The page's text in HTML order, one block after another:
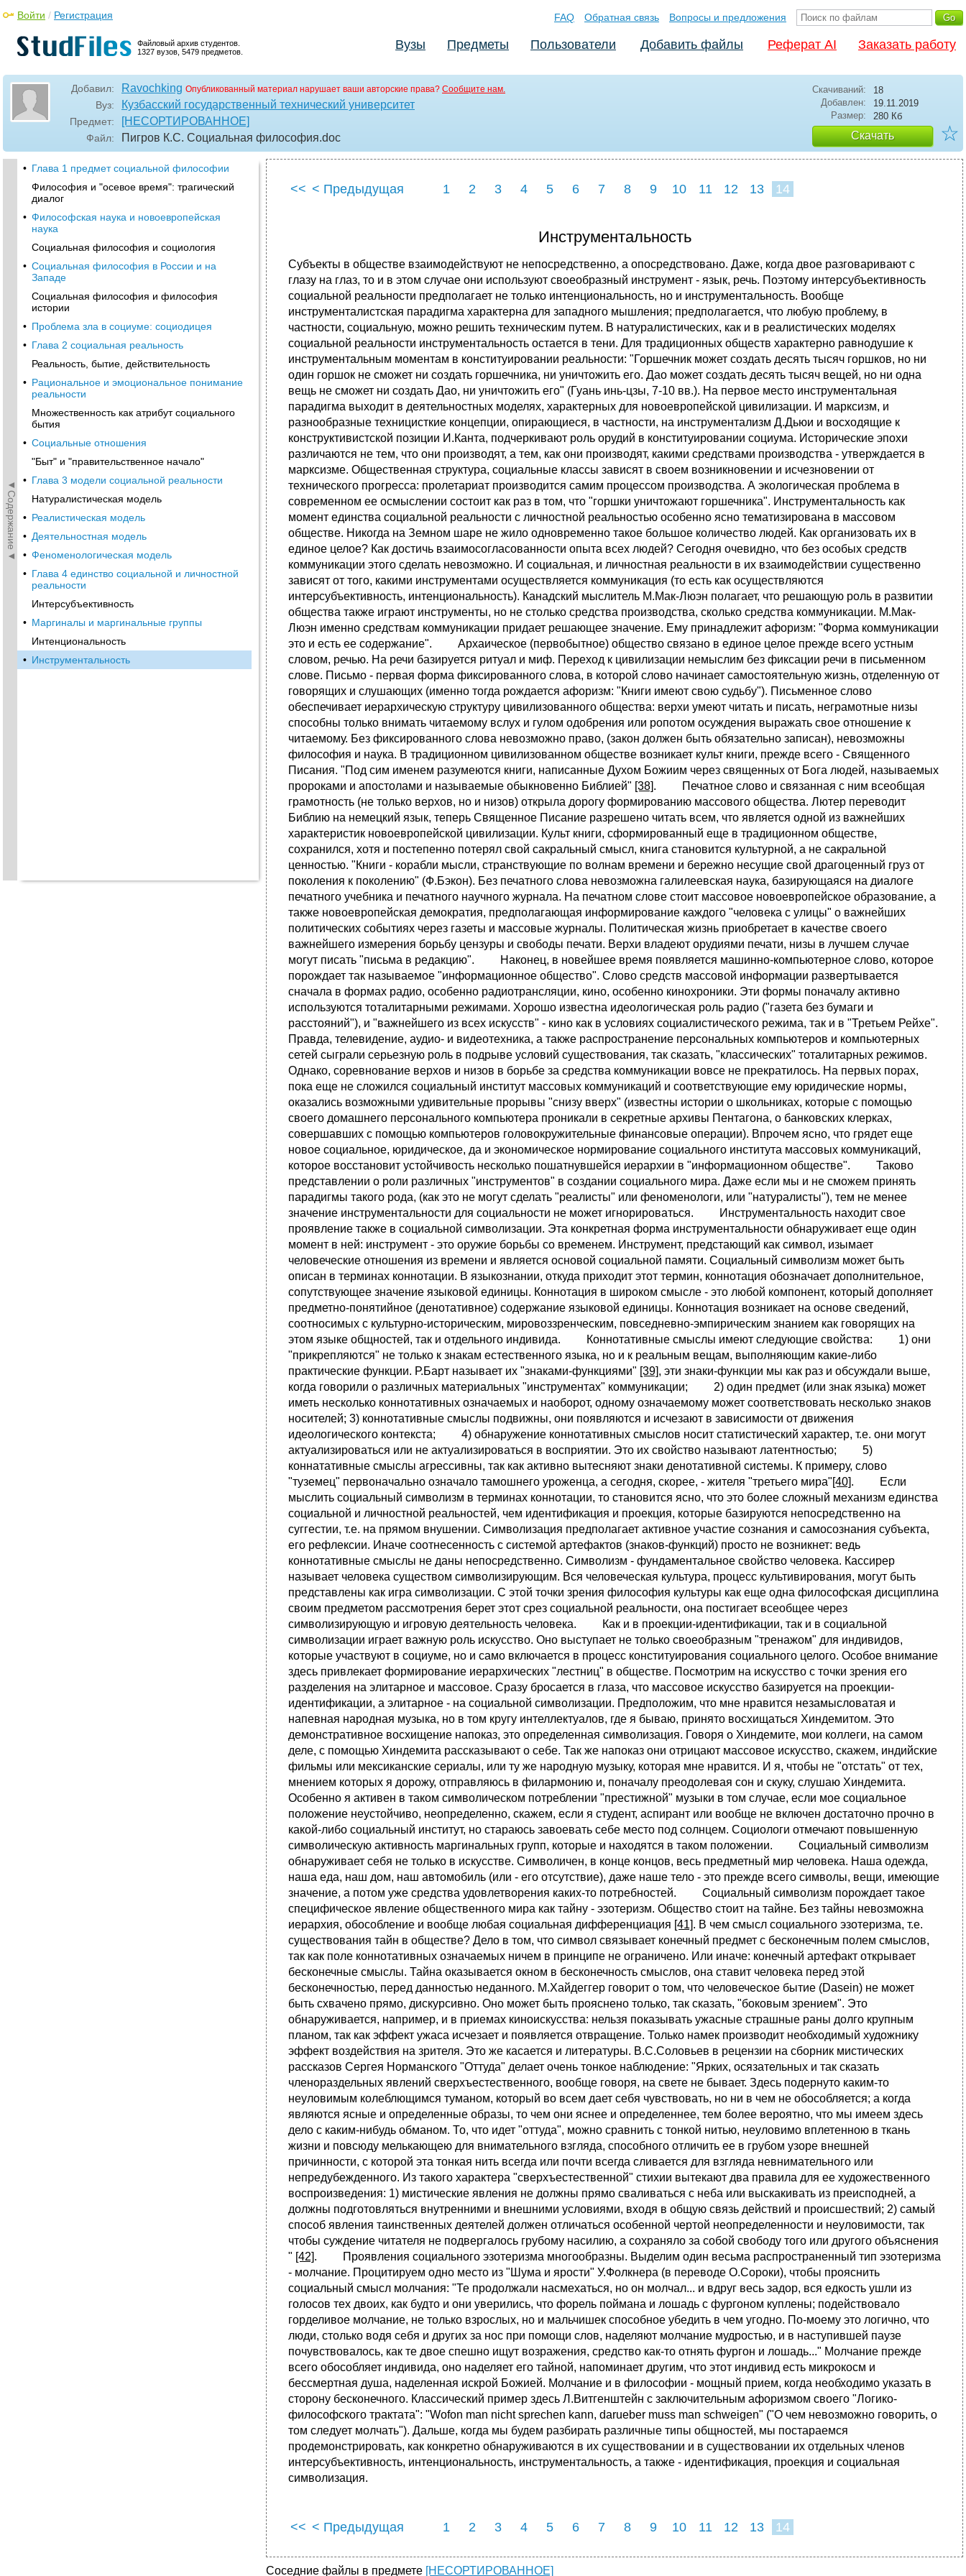
Файловый архив студентов.
1327 вузов, 5479 предметов.
Войти / Регистрация FAQ Обратная связь Вопросы и предложения
Вузы Предметы Пользователи Добавить файлы Реферат AI Заказать работу
Добавил: Ravochking Опубликованный материал нарушает ваши авторские права? Сообщите нам.
Вуз: Кузбасский государственный технический университет
Предмет: [НЕСОРТИРОВАННОЕ]
Файл: Пигров К.С. Социальная философия.doc
Скачиваний:
18
Добавлен:
19.11.2019
Размер:
280 Кб
Скачать ☆
◄Содержание◄
• Глава 1 предмет социальной философии
Философия и "осевое время": трагический
диалог
• Философская наука и новоевропейская
наука
Социальная философия и социология
• Социальная философия в России и на
Западе
Социальная философия и философия
истории
• Проблема зла в социуме: социодицея
• Глава 2 социальная реальность
Реальность, бытие, действительность
• Рациональное и эмоциональное понимание
реальности
Множественность как атрибут социального
бытия
• Социальные отношения
"Быт" и "правительственное начало"
• Глава 3 модели социальной реальности
Натуралистическая модель
• Реалистическая модель
• Деятельностная модель
• Феноменологическая модель
• Глава 4 единство социальной и личностной
реальности
Интерсубъективность
• Маргиналы и маргинальные группы
Интенциональность
• Инструментальность
<< < Предыдущая 1 2 3 4 5 6 7 8 9 10 11 12 13 14
Инструментальность
Субъекты в обществе взаимодействуют не непосредственно, а опосредствовано. Даже, когда двое разговаривают с
глазу на глаз, то и в этом случае они используют своеобразный инструмент - язык, речь. Поэтому интерсубъективность
социальной реальности предполагает не только интенциональность, но и инструментальность. Вообще
инструменталистская парадигма характерна для западного мышления; предполагается, что любую проблему, в
частности, социальную, можно решить техническим путем. В натуралистических, как и в реалистических моделях
социальной реальности инструментальность остается в тени. Для традиционных обществ характерно равнодушие к
инструментальным моментам в конституировании реальности: "Горшечник может создать десять тысяч горшков, но ни
один горшок не сможет ни создать горшечника, ни уничтожить его. Дао может создать десять тысяч вещей, но ни одна
вещь не сможет ни создать Дао, ни уничтожить его" (Гуань инь-цзы, 7-10 вв.). На первое место инструментальная
парадигма выходит в деятельностных моделях, характерных для новоевропейской цивилизации. И марксизм, и
разнообразные техницисткие концепции, опирающиеся, в частности, на инструментализм Д.Дьюи и восходящие к
конструктивистской позиции И.Канта, подчеркивают роль орудий в конституировании социума. Исторические эпохи
различаются не тем, что они производят, а тем, как они производят, какими средствами производства - утверждается в
марксизме. Общественная структура, социальные классы зависят в своем возникновении и исчезновении от
технического прогресса: пролетариат производится самим процессом производства. А экологическая проблема в
современном ее осмыслении состоит как раз в том, что "горшки уничтожают горшечника". Инструментальность как
момент единства социальной реальности с личностной реальностью особенно ясно тематизирована в массовом
обществе. Никогда на Земном шаре не жило одновременно такое большое количество людей. Как организовать их в
единое целое? Как достичь взаимосогласованности опыта всех людей? Сегодня очевидно, что без особых средств
коммуникации этого сделать невозможно. И социальная, и личностная реальности в их взаимодействии существенно
зависят от того, какими инструментами осуществляется коммуникация (то есть как осуществляются
интерсубъективность, интенциональность). Канадский мыслитель М.Мак-Люэн полагает, что решающую роль в развитии
общества также играют инструменты, но не столько средства производства, сколько средства коммуникации. М.Мак-
Люэн именно средствам коммуникации придает решающее значение. Ему принадлежит афоризм: "Форма коммуникации
это и есть ее содержание". Архаическое (первобытное) общество связано в единое целое прежде всего устным
словом, речью. На речи базируется ритуал и миф. Переход к цивилизации немыслим без фиксации речи в письменном
слове. Письмо - первая форма фиксированного слова, в которой слово начинает самостоятельную жизнь, отделенную от
говорящих и слушающих (именно тогда рождается афоризм: "Книги имеют свою судьбу"). Письменное слово
обеспечивает иерархическую структуру цивилизованного общества: верхи умеют читать и писать, неграмотные низы
способны только внимать читаемому вслух и гулом одобрения или ропотом осуждения выражать свое отношение к
читаемому. Без фиксированного слова невозможно право, (закон должен быть обязательно записан), невозможны
философия и наука. В традиционном цивилизованном обществе возникает культ книги, прежде всего - Священного
Писания. "Под сим именем разумеются книги, написанные Духом Божиим через священных от Бога людей, называемых
пророками и апостолами и называемые обыкновенно Библией" [38]. Печатное слово и связанная с ним всеобщая
грамотность (не только верхов, но и низов) открыла дорогу формированию массового общества. Лютер переводит
Библию на немецкий язык, теперь Священное Писание разрешено читать всем, что является одной из важнейших
характеристик новоевропейской цивилизации. Культ книги, сформированный еще в традиционном обществе,
сохранился, хотя и постепенно потерял свой сакральный смысл, книга становится культурной, а не сакральной
ценностью. "Книги - корабли мысли, странствующие по волнам времени и бережно несущие свой драгоценный груз от
поколения к поколению" (Ф.Бэкон). Без печатного слова невозможна галилеевская наука, базирующаяся на диалоге
печатного учебника и печатного научного журнала. На печатном слове стоит массовое новоевропейское образование, а
также новоевропейская демократия, предполагающая информирование каждого "человека с улицы" о важнейших
политических событиях через газеты и массовые журналы. Политическая жизнь приобретает в качестве своего
важнейшего измерения борьбу цензуры и свободы печати. Верхи владеют орудиями печати, низы в лучшем случае
могут писать "письма в редакцию". Наконец, в новейшее время появляется машинно-компьютерное слово, которое
порождает так называемое "информационное общество". Слово средств массовой информации развертывается
сначала в формах радио, особенно радиотрансляции, кино, особенно кинохроники. Эти формы поначалу активно
используются тоталитарными режимами. Хорошо известна идеологическая роль радио ("газета без бумаги и
расстояний"), и "важнейшего из всех искусств" - кино как в условиях социалистического режима, так и в "Третьем Рейхе".
Правда, телевидение, аудио- и видеотехника, а также распространение персональных компьютеров и компьютерных
сетей сыграли серьезную роль в подрыве условий существования, так сказать, "классических" тоталитарных режимов.
Однако, соревнование верхов и низов в борьбе за средства коммуникации вовсе не прекратилось. На первых порах,
пока еще не сложился социальный институт массовых коммуникаций и соответствующие ему юридические нормы,
оказались возможными удивительные прорывы "снизу вверх" (известны истории о школьниках, которые с помощью
своего домашнего персонального компьютера проникали в секретные архивы Пентагона, о банковских клерках,
совершавших с помощью компьютеров головокружительные финансовые операции). Впрочем ясно, что грядет еще
новое социальное, юридическое, да и экономическое нормирование социального института массовых коммуникаций,
которое восстановит устойчивость несколько пошатнувшейся иерархии в "информационном обществе". Таково
представлении о роли различных "инструментов" в создании социального мира. Даже если мы и не сможем принять
парадигмы такого рода, (как это не могут сделать "реалисты" или феноменологи, или "натуралисты"), тем не менее
значение инструментальности для социальности не может игнорироваться. Инструментальность находит свое
проявление также в социальной символизации. Эта конкретная форма инструментальности обнаруживает еще один
момент в ней: инструмент - это оружие борьбы со временем. Инструмент, предстающий как символ, изымает
человеческие отношения из времени и является основой социальной памяти. Социальный символизм может быть
описан в терминах коннотации. В языкознании, откуда приходит этот термин, коннотация обозначает дополнительное,
сопутствующее значение языковой единицы. Коннотация в широком смысле - это любой компонент, который дополняет
предметно-понятийное (денотативное) содержание языковой единицы. Коннотация возникает на основе сведений,
соотносимых с культурно-историческим, мировоззренческим, повседневно-эмпирическим знанием как говорящих на
этом языке общностей, так и отдельного индивида. Коннотативные смыслы имеют следующие свойства: 1) они
"прикрепляются" не только к знакам естественного языка, но и к реальным вещам, выполняющим какие-либо
практические функции. Р.Барт называет их "знаками-функциями" [39], эти знаки-функции мы как раз и обсуждали выше,
когда говорили о различных материальных "инструментах" коммуникации; 2) один предмет (или знак языка) может
иметь несколько коннотативных означаемых и наоборот, одному означаемому может соответствовать несколько знаков
носителей; 3) коннотативные смыслы подвижны, они появляются и исчезают в зависимости от движения
идеологического контекста; 4) обнаружение коннотативных смыслов носит статистический характер, т.е. они могут
актуализироваться или не актуализироваться в восприятии. Это их свойство называют латентностью; 5)
коннатативные смыслы агрессивны, так как активно вытесняют знаки денотативной системы. К примеру, слово
"туземец" первоначально означало тамошнего уроженца, а сегодня, скорее, - жителя "третьего мира"[40]. Если
мыслить социальный символизм в терминах коннотации, то становится ясно, что это более сложный механизм единства
социальной и личностной реальностей, чем идентификация и проекция, которые базируются непосредственно на
суггестии, т.е. на прямом внушении. Символизация предполагает активное участие сознания и самосознания субъекта,
его рефлексии. Иначе соотнесенность с системой артефактов (знаков-функций) просто не возникнет: ведь
коннотативные смыслы не даны непосредственно. Символизм - фундаментальное свойство человека. Кассирер
называет человека существом символизирующим. Вся человеческая культура, процесс культивирования, могут быть
представлены как игра символизации. С этой точки зрения философия культуры как еще одна философская дисциплина
своим предметом рассмотрения берет этот срез социальной реальности, она постигает всеобщее через
символизирующую и игровую деятельность человека. Как и в проекции-идентификации, так и в социальной
символизации играет важную роль искусство. Оно выступает не только своеобразным "тренажом" для индивидов,
которые участвуют в социуме, но и само включается в процесс конституирования социального целого. Особое внимание
здесь привлекает формирование иерархических "лестниц" в обществе. Посмотрим на искусство с точки зрения его
разделения на элитарное и массовое. Сразу бросается в глаза, что массовое искусство базируется на проекции-
идентификации, а элитарное - на социальной символизации. Предположим, что мне нравится незамысловатая и
напевная народная музыка, но в том кругу интеллектуалов, где я бываю, принято восхищаться Хиндемитом. Это
демонстративное восхищение напоказ, это определенная символизация. Говоря о Хиндемите, мои коллеги, на самом
деле, с помощью Хиндемита рассказывают о себе. Так же напоказ они отрицают массовое искусство, скажем, индийские
фильмы или мексиканские сериалы, или ту же народную музыку, которая мне нравится. И я, чтобы не "отстать" от тех,
мнением которых я дорожу, отправляюсь в филармонию и, поначалу преодолевая сон и скуку, слушаю Хиндемита.
Особенно я активен в таком символическом потреблении "престижной" музыки в том случае, если мое социальное
положение неустойчиво, неопределенно, скажем, если я студент, аспирант или вообще не включен достаточно прочно в
какой-либо социальный институт, но стараюсь завоевать себе место под солнцем. Социологи отмечают повышенную
символическую активность маргинальных групп, которые и находятся в таком положении. Социальный символизм
обнаруживает себя не только в искусстве. Символичен, в конце концов, весь предметный мир человека. Наша одежда,
наша еда, наш дом, наш автомобиль (или - его отсутствие), даже наше тело - это прежде всего символы, вещи, имеющие
значение, а потом уже средства удовлетворения каких-то потребностей. Социальный символизм порождает такое
специфическое явление общественного мира как тайну - эзотеризм. Общество стоит на тайне. Без тайны невозможна
иерархия, обособление и вообще любая социальная дифференциация [41]. В чем смысл социального эзотеризма, т.е.
существования тайн в обществе? Дело в том, что символ связывает конечный предмет с бесконечным полем смыслов,
так как поле коннотативных означаемых ничем в принципе не ограничено. Или иначе: конечный артефакт открывает
бесконечные смыслы. Тайна оказывается окном в бесконечность смыслов, она ставит человека перед этой
бесконечностью, перед данностью неданного. М.Хайдеггер говорит о том, что человеческое бытие (Dasein) не может
быть схвачено прямо, дискурсивно. Оно может быть прояснено только, так сказать, "боковым зрением". Это
обнаруживается, например, и в приемах киноискусства: нельзя показывать ужасные страшные раны долго крупным
планом, так как эффект ужаса исчезает и появляется отвращение. Только намек производит необходимый художнику
эффект воздействия на зрителя. Это же касается и литературы. В.С.Соловьев в рецензии на сборник мистических
рассказов Сергея Норманского "Оттуда" делает очень тонкое наблюдение: "Ярких, осязательных и так сказать
членораздельных явлений сверхъестественного, вообще говоря, на свете не бывает. Здесь подернуто каким-то
неуловимым колеблющимся туманом, который во всем дает себя чувствовать, но ни в чем не обособляется; а когда
являются ясные и определенные образы, то чем они яснее и определеннее, тем более вероятно, что мы имеем здесь
дело с каким-нибудь обманом. То, что идет "оттуда", можно сравнить с тонкой нитью, неуловимо вплетенною в ткань
жизни и повсюду мелькающею для внимательного взгляда, способного отличить ее в грубом узоре внешней
причинности, с которой эта тонкая нить всегда или почти всегда сливается для взгляда невнимательного или
непредубежденного. Из такого характера "сверхъестественной" стихии вытекают два правила для ее художественного
воспроизведения: 1) мистические явления не должны прямо сваливаться с неба или выскакивать из преисподней, а
должны подготовляться внутренними и внешними условиями, входя в общую связь действий и происшествий; 2) самый
способ явления таинственных деятелей должен отличаться особенной чертой неопределенности и неуловимости, так
чтобы суждение читателя не подвергалось грубому насилию, а сохраняло за собой свободу того или другого объяснения
" [42]. Проявления социального эзотеризма многообразны. Выделим один весьма распространенный тип эзотеризма
- молчание. Процитируем одно место из "Шума и ярости" У.Фолкнера (в переводе О.Сороки), чтобы прояснить
социальный смысл молчания: "Те продолжали насмехаться, но он молчал... и вдруг весь задор, вся едкость ушли из
голосов тех двоих, как будто и они уверились, что форель поймана и лошадь с фургоном куплены; подействовало
горделивое молчание, не только взрослых, но и мальчишек способное убедить в чем угодно. По-моему это логично, что
люди, столько водя себя и других за нос при помощи слов, наделяют молчание мудростью, и в наступившей паузе
почувствовалось, как те двое спешно ищут возражения, средство как-то отнять фургон и лошадь..." Молчание прежде
всего обособляет индивида, оно наделяет его тайной, напоминает другим, что этот индивид есть микрокосм и
бессмертная душа, наделенная искрой Божией. Молчание и в философии - мощный прием, когда необходимо указать в
сторону бесконечного. Классический пример здесь Л.Витгенштейн с заключительным афоризмом своего "Логико-
философского трактата": "Wofon man nicht sprechen kann, darueber muss man schweigen" ("О чем невозможно говорить, о
том следует молчать"). Дальше, когда мы будем разбирать различные типы общностей, мы постараемся
продемонстрировать, как конкретно обнаруживаются в их существовании и в существовании их отдельных членов
интерсубъективность, интенциональность, инструментальность, а также - идентификация, проекция и социальная
символизация.
<< < Предыдущая 1 2 3 4 5 6 7 8 9 10 11 12 13 14
Соседние файлы в предмете [НЕСОРТИРОВАННОЕ]